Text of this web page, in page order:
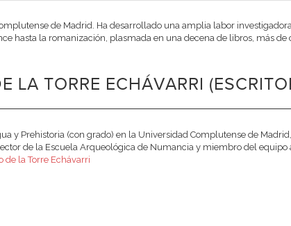
de Madrid. Ha desarrollado una amplia labor
hasta la romanización, plasmada en una decena de libros, más de
LA TORRE ECHÁVARRI
y Prehistoria (con grado) en la Universidad Complutense de
de la Escuela Arqueológica de Numancia y miembro del equipo
de la Torre Echávarri